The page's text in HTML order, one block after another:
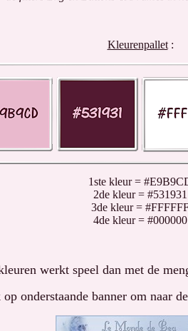
Kleurenpallet:
1ste kleur =
2de kleur = #531931
3de kleur =
4de kleur = #000000
werkt speel dan met de
onderstaande banner om naar